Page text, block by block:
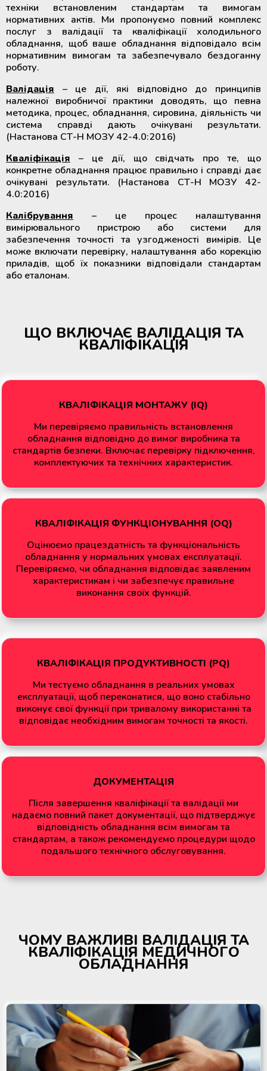
крові
Розморожувачі плазми крові та
стовбурових клітин
компонентів крові
Пристрої для стерильного
з'єднання полімерних магістралей
Апарати для донорського та
терапевтичного плазмаферезу
Апарати для автоматичного
взяття крові
Апарати для опромінення крові
Додаткові матеріали для
холодильного обладнання
техніки встановленим стандартам та вимогам
нормативних актів. Ми пропонуємо повний комплекс
послуг з валідації та кваліфікації холодильного
обладнання, щоб ваше обладнання відповідало всім
нормативним вимогам та забезпечувало бездоганну
роботу.
Валідація – це дії, які відповідно до принципів
належної виробничої практики доводять, що певна
методика, процес, обладнання, сировина, діяльність чи
система справді дають очікувані результати.
(Настанова СТ-Н МОЗУ 42-4.0:2016)
Кваліфікація – це дії, що свідчать про те, що
конкретне обладнання працює правильно і справді дає
очікувані результати. (Настанова СТ-Н МОЗУ 42-
4.0:2016)
Калібрування – це процес налаштування
вимірювального пристрою або системи для
забезпечення точності та узгодженості вимірів. Це
може включати перевірку, налаштування або корекцію
приладів, щоб їх показники відповідали стандартам
або еталонам.
ЩО ВКЛЮЧАЄ ВАЛІДАЦІЯ ТА
КВАЛІФІКАЦІЯ
КВАЛІФІКАЦІЯ МОНТАЖУ (IQ)
Ми перевіряємо правильність встановлення
обладнання відповідно до вимог виробника та
стандартів безпеки. Включає перевірку підключення,
комплектуючих та технічних характеристик.
КВАЛІФІКАЦІЯ ФУНКЦІОНУВАННЯ (OQ)
Оцінюємо працездатність та функціональність
обладнання у нормальних умовах експлуатації.
Перевіряємо, чи обладнання відповідає заявленим
характеристикам і чи забезпечує правильне
виконання своїх функцій.
КВАЛІФІКАЦІЯ ПРОДУКТИВНОСТІ (PQ)
Ми тестуємо обладнання в реальних умовах
експлуатації, щоб переконатися, що воно стабільно
виконує свої функції при тривалому використанні та
відповідає необхідним вимогам точності та якості.
ДОКУМЕНТАЦІЯ
Після завершення кваліфікації та валідації ми
надаємо повний пакет документації, що підтверджує
відповідність обладнання всім вимогам та
стандартам, а також рекомендуємо процедури щодо
подальшого технічного обслуговування.
ЧОМУ ВАЖЛИВІ ВАЛІДАЦІЯ ТА
КВАЛІФІКАЦІЯ МЕДИЧНОГО
ОБЛАДНАННЯ